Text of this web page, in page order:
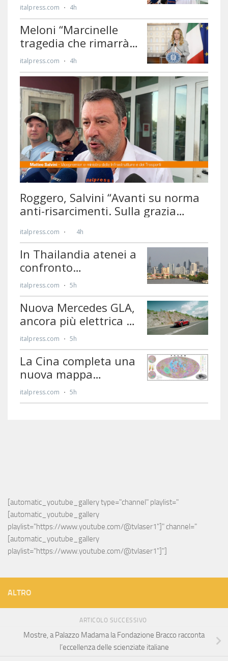
[automatic_youtube_gallery type="channel" playlist="
[automatic_youtube_gallery
playlist="https://www.youtube.com/@tvlaser1"]" channel="
[automatic_youtube_gallery
playlist="https://www.youtube.com/@tvlaser1"]"]
ALTRO
ARTICOLO SUCCESSIVO
Mostre, a Palazzo Madama la Fondazione Bracco racconta
l’eccellenza delle scienziate italiane